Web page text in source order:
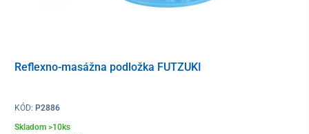
Reflexno-masážna podložka FUTZUKI
KÓD: P2886
Skladom >10ks